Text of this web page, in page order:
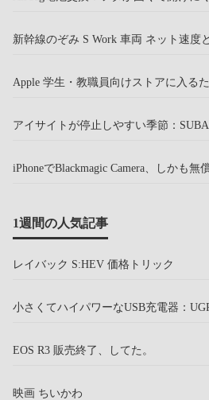
新幹線のぞみ S Work 車両 ネット速度
Apple 学生・教職員向けストアに入る
アイサイトが停止しやすい季節：
iPhoneでBlackmagic Camera、しかも無
1週間の人気記事
レイバック S:HEV 価格トリック
小さくてハイパワーなUSB充電器：
EOS R3 販売終了、してた。
映画 ちいかわ